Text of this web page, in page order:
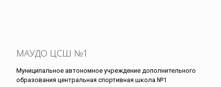
МАУДО ЦСШ №1
Муниципальное автономное учреждение дополнительного
образования центральная спортивная школа №1